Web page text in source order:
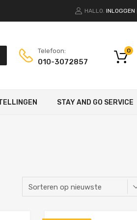
HALLO. INLOGGEN
Telefoon:
010-3072857
0
STAY AND GO SERVICE